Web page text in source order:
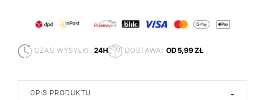
CZAS WYSYŁKI: 24H DOSTAWA: OD 5,99 ZŁ
OPIS PRODUKTU -